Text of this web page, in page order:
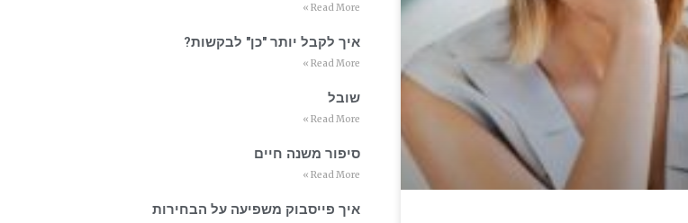
Read More »
איך לקבל יותר "כן" לבקשות?
Read More »
שובל
Read More »
סיפור משנה חיים
Read More »
איך פייסבוק משפיעה על הבחירות